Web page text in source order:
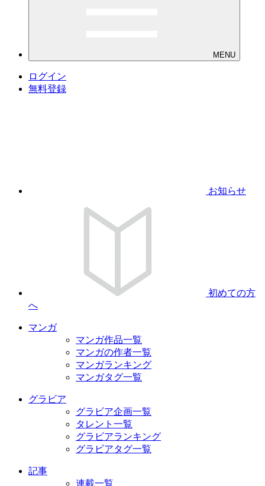
MENU
ログイン
無料登録
お知らせ
初めての方
へ
マンガ
マンガ作品一覧
マンガの作者一覧
マンガランキング
マンガタグ一覧
グラビア
グラビア企画一覧
タレント一覧
グラビアランキング
グラビアタグ一覧
記事
連載一覧